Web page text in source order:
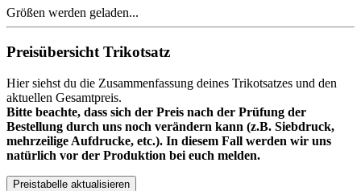
Größen werden geladen...
Preisübersicht Trikotsatz
Hier siehst du die Zusammenfassung deines Trikotsatzes und den
aktuellen Gesamtpreis.
Bitte beachte, dass sich der Preis nach der Prüfung der
Bestellung durch uns noch verändern kann (z.B. Siebdruck,
mehrzeilige Aufdrucke, etc.). In diesem Fall werden wir uns
natürlich vor der Produktion bei euch melden.
Preistabelle aktualisieren